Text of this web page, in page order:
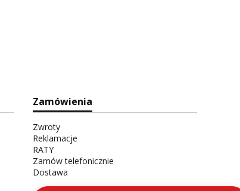
Zamówienia
Zwroty
Reklamacje
RATY
Zamów telefonicznie
Dostawa